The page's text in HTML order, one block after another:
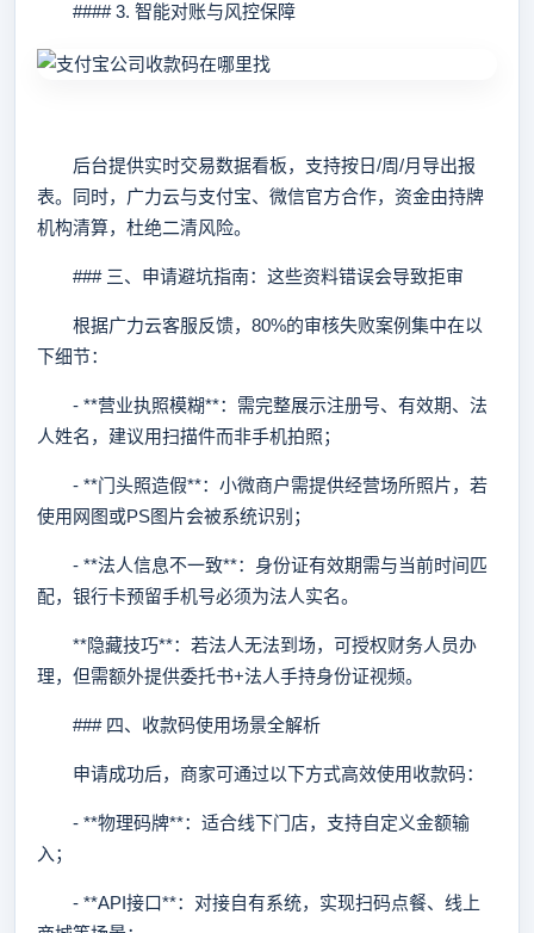
#### 3. 智能对账与风控保障
后台提供实时交易数据看板，支持按日/周/月导出报
表。同时，广力云与支付宝、微信官方合作，资金由持牌
机构清算，杜绝二清风险。
### 三、申请避坑指南：这些资料错误会导致拒审
根据广力云客服反馈，80%的审核失败案例集中在以
下细节：
- **营业执照模糊**：需完整展示注册号、有效期、法
人姓名，建议用扫描件而非手机拍照；
- **门头照造假**：小微商户需提供经营场所照片，若
使用网图或PS图片会被系统识别；
- **法人信息不一致**：身份证有效期需与当前时间匹
配，银行卡预留手机号必须为法人实名。
**隐藏技巧**：若法人无法到场，可授权财务人员办
理，但需额外提供委托书+法人手持身份证视频。
### 四、收款码使用场景全解析
申请成功后，商家可通过以下方式高效使用收款码：
- **物理码牌**：适合线下门店，支持自定义金额输
入；
- **API接口**：对接自有系统，实现扫码点餐、线上